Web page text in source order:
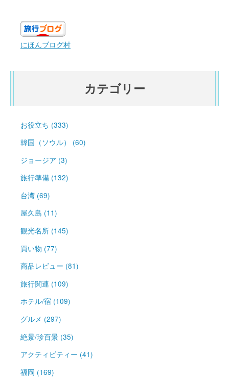
にほんブログ村
カテゴリー
お役立ち (333)
韓国（ソウル） (60)
ジョージア (3)
旅行準備 (132)
台湾 (69)
屋久島 (11)
観光名所 (145)
買い物 (77)
商品レビュー (81)
旅行関連 (109)
ホテル/宿 (109)
グルメ (297)
絶景/珍百景 (35)
アクティビティー (41)
福岡 (169)